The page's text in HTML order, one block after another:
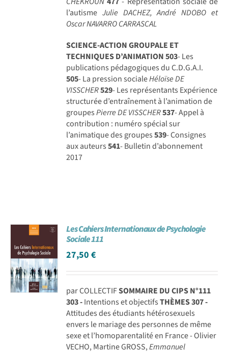
l’autisme Julie DACHEZ, André NDOBO et
Oscar NAVARRO CARRASCAL
SCIENCE-ACTION GROUPALE ET
TECHNIQUES D’ANIMATION503- Les
publications pédagogiques du C.D.G.A.I.
505- La pression socialeHéloïse DE
VISSCHER529- Les représentants Expérience
structurée d’entraînement à l’animation de
groupesPierre DE VISSCHER537- Appel à
contribution : numéro spécial sur
l’animatique des groupes539- Consignes
aux auteurs541- Bulletin d’abonnement
2017
Les Cahiers Internationaux de Psychologie
Sociale 111
27,50€
par COLLECTIFSOMMAIRE DU CIPS N°111
303 -Intentions et objectifsTHÈMES307 -
Attitudes des étudiants hétérosexuels
envers le mariage des personnes de même
sexe et l’homoparentalité en France - Olivier
VECHO, Martine GROSS,Emmanuel